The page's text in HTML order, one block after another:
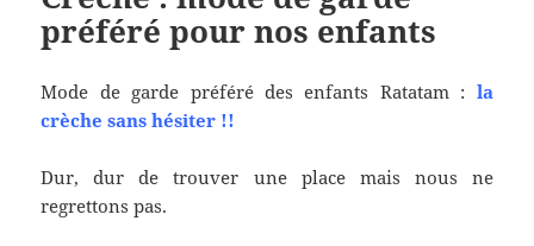
préféré pour nos enfants
Mode de garde préféré des enfants Ratatam : la
crèche sans hésiter !!
Dur, dur de trouver une place mais nous ne
regrettons pas.